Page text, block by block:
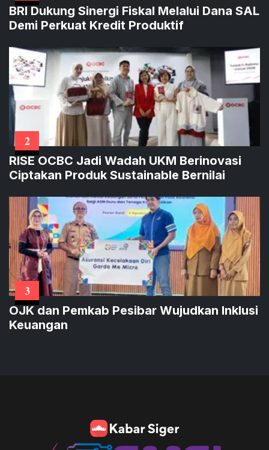
BRI Dukung Sinergi Fiskal Melalui Dana SAL
Demi Perkuat Kredit Produktif
2
RISE OCBC Jadi Wadah UKM Berinovasi
Ciptakan Produk Sustainable Bernilai
3
OJK dan Pemkab Pesibar Wujudkan Inklusi
Keuangan